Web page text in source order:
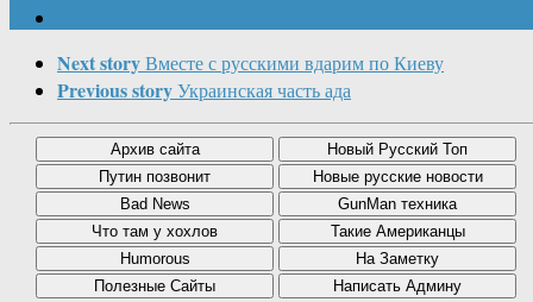
Next storyВместе с русскими вдарим по Киеву
Previous storyУкраинская часть ада